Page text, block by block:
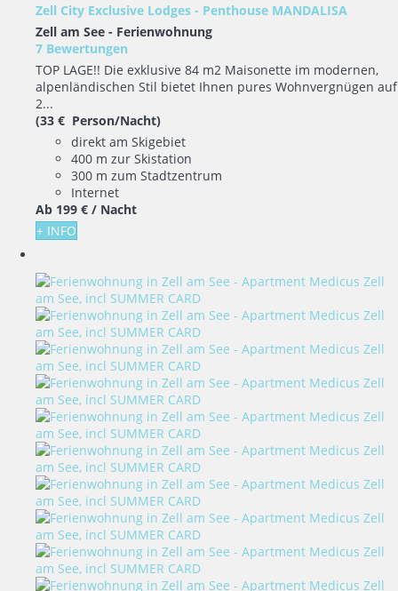
Zell City Exclusive Lodges - Penthouse MANDALISA
Zell am See - Ferienwohnung
7 Bewertungen
TOP LAGE!! Die exklusive 84 m2 Maisonette im modernen,
alpenländischen Stil bietet Ihnen pures Wohnvergnügen auf
2...
(33 € Person/Nacht)
direkt am Skigebiet
400 m zur Skistation
300 m zum Stadtzentrum
Internet
Ab 199 € / Nacht
+ INFO